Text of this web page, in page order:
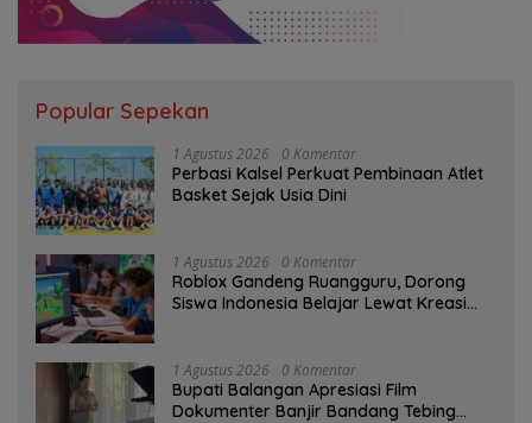
Popular Sepekan
1 Agustus 2026 0 Komentar
Perbasi Kalsel Perkuat Pembinaan Atlet
Basket Sejak Usia Dini
1 Agustus 2026 0 Komentar
Roblox Gandeng Ruangguru, Dorong
Siswa Indonesia Belajar Lewat Kreasi
1 Agustus 2026 0 Komentar
Bupati Balangan Apresiasi Film
Dokumenter Banjir Bandang Tebing